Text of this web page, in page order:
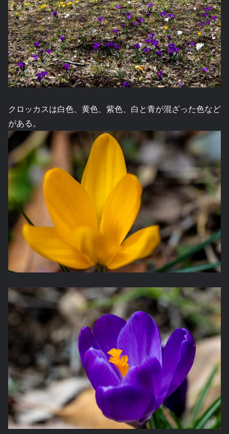
クロッカスは白色、黄色、紫色、白と青が混ざった色など
がある。